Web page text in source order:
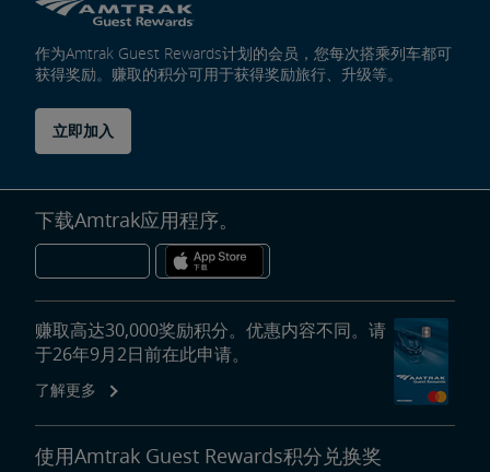
作为Amtrak Guest Rewards计划的会员，您每次搭乘列车都可
获得奖励。赚取的积分可用于获得奖励旅行、升级等。
立即加入
下载Amtrak应用程序。
赚取高达30,000奖励积分。优惠内容不同。请
于26年9月2日前在此申请。
了解更多
使用Amtrak Guest Rewards积分兑换奖